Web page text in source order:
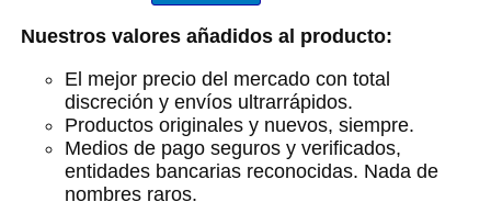
Nuestros valores añadidos al producto:
El mejor precio del mercado con total
discreción y envíos ultrarrápidos.
Productos originales y nuevos, siempre.
Medios de pago seguros y verificados,
entidades bancarias reconocidas. Nada de
nombres raros.